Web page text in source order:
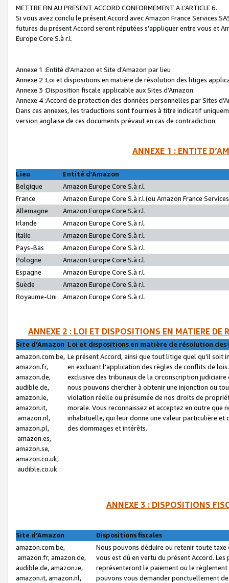
METTRE FIN AU PRESENT ACCORD CONFORMEMENT A L’ARTICLE 6.
Si vous avez conclu le présent Accord avec Amazon France Services
futures du présent Accord seront réputées s’appliquer entre vous et
Europe Core S.à r.l.
Annexe 1 :Entité d’Amazon et Site d’Amazon par lieu
Annexe 2 :Loi et dispositions en matière de résolution des litiges
Annexe 3 :Disposition fiscale applicable aux Sites d’Amazon
Annexe 4 :Accord de protection des données personnelles par Sites
Dans ces annexes, les traductions sont fournies à titre indicatif
version anglaise de ces documents prévaut en cas de contradiction.
ANNEXE 1 : ENTITE
Lieu
Entité d’Amazon
Belgique
Amazon Europe Core S.à r.l.
France
Amazon Europe Core S.à r.l.(ou Amazon France
Allemagne
Amazon Europe Core S.à r.l.
Irlande
Amazon Europe Core S.à r.l.
Italie
Amazon Europe Core S.à r.l.
Pays-Bas
Amazon Europe Core S.à r.l.
Pologne
Amazon Europe Core S.à r.l.
Espagne
Amazon Europe Core S.à r.l.
Suède
Amazon Europe Core S.à r.l.
Royaume-Uni
Amazon Europe Core S.à r.l.
ANNEXE 2 : LOI ET DISPOSITIONS EN MATIERE DE
Site d’Amazon Loi et dispositions en matière de résolution
amazon.com.be,
amazon.fr,
amazon.de,
audible.de,
amazon.ie,
amazon.it,
amazon.nl,
amazon.pl,
amazon.es,
amazon.se,
amazon.co.uk,
audible.co.uk
Le présent Accord, ainsi que tout litige quel qu’il soit
en excluant l’application des règles de conflits de
exclusive des tribunaux de la circonscription
nous pouvons chercher à obtenir une injonction ou
violation réelle ou présumée de nos droits de
morale. Vous reconnaissez et acceptez en outre que
inhabituelle, qui leur donne une valeur particulière
des dommages et intérêts.
ANNEXE 3 : DISPOSITIONS
Site d’Amazon
Dispositions fiscales
amazon.com.be,
amazon.fr, amazon.de,
audible.de, amazon.ie,
amazon.it, amazon.nl,
Nous pouvons déduire ou retenir toute
vous est dû en vertu du présent Accord.
représenteront le paiement ou le
pouvons vous demander ponctuellement